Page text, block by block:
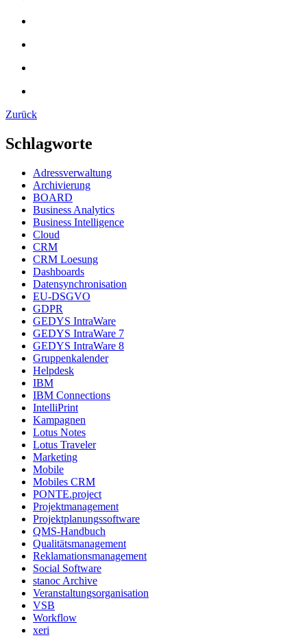
Zurück
Schlagworte
Adressverwaltung
Archivierung
BOARD
Business Analytics
Business Intelligence
Cloud
CRM
CRM Loesung
Dashboards
Datensynchronisation
EU-DSGVO
GDPR
GEDYS IntraWare
GEDYS IntraWare 7
GEDYS IntraWare 8
Gruppenkalender
Helpdesk
IBM
IBM Connections
IntelliPrint
Kampagnen
Lotus Notes
Lotus Traveler
Marketing
Mobile
Mobiles CRM
PONTE.project
Projektmanagement
Projektplanungssoftware
QMS-Handbuch
Qualitätsmanagement
Reklamationsmanagement
Social Software
stanoc Archive
Veranstaltungsorganisation
VSB
Workflow
xeri